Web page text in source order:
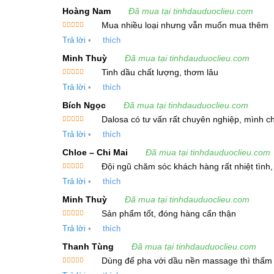
Giảm Đau Cơ và Khớp : Các đặc tính
dịu các cơn đau.
Điều Hòa Kinh Nguyệt
Thông Tin Kỹ Thuật Về Tinh Dầu Cỏ Thi
Tên tiếng Anh : Yarrow Essential Oil
Tên thực vật
Phân biệt bộ phận chiết xuất
Phương pháp chiết xuất
Màu sắc : Từ vàng nhạt đến xanh đậm
Mùi vị : Mùi đặc trưng
Tỷ trọng : 0.885 – 0.895 ở 25°C
Thành phần hóa học chính : Chamazulene,
Hoàng Nam Đã mua tại tinhdauduoclieu.com
hạng55
Mua nhiều loại nhưng vẫn muốn mua thêm
Trả lời • thích
Minh Thuỳ Đã mua tại tinhdauduoclieu.com
hạng55
Tinh dầu chất lượng, thơm lâu
Trả lời • thích
Bích Ngọc Đã mua tại tinhdauduoclieu.com
hạng55
Dalosa có tư vấn rất chuyên nghiệp, mình
Trả lời • thích
Chloe – Chi Mai Đã mua tại tinhdauduoclieu.com
hạng55
Đội ngũ chăm sóc khách hàng rất nhiệt
Trả lời • thích
Minh Thuỳ Đã mua tại tinhdauduoclieu.com
hạng55
Sản phẩm tốt, đóng hàng cẩn thận
Trả lời • thích
Thanh Tùng Đã mua tại tinhdauduoclieu.com
Dùng để pha với dầu nền massage thì